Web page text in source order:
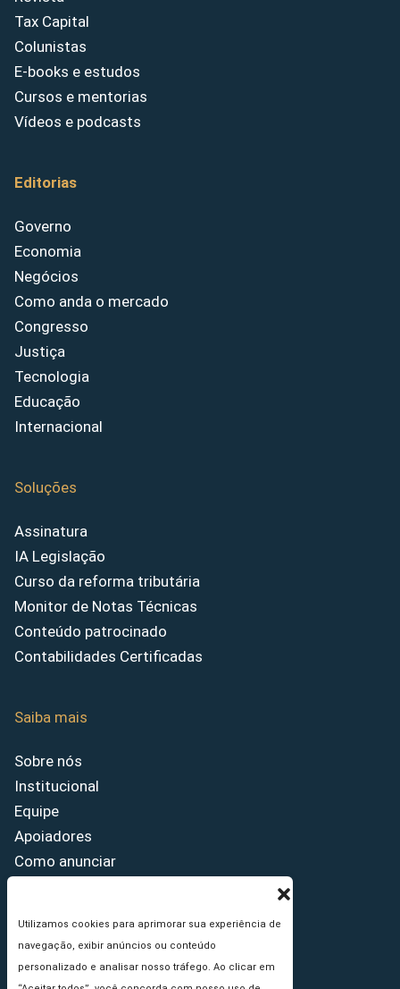
Utilizamos cookies para aprimorar sua experiência de
navegação, exibir anúncios ou conteúdo
personalizado e analisar nosso tráfego. Ao clicar em
Tax Capital
Colunistas
E-books e estudos
Cursos e mentorias
Vídeos e podcasts
Editorias
Governo
Economia
Negócios
Como anda o mercado
Congresso
Justiça
Tecnologia
Educação
Internacional
Soluções
Assinatura
IA Legislação
Curso da reforma tributária
Monitor de Notas Técnicas
Conteúdo patrocinado
Contabilidades Certificadas
Saiba mais
Sobre nós
Institucional
Equipe
Apoiadores
Como anunciar
Princípios Editoriais